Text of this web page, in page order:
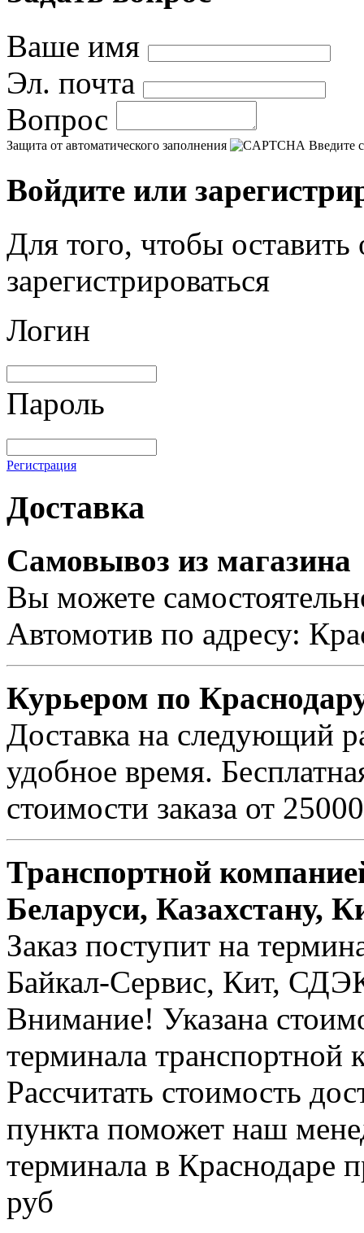
Ваше имя
Эл. почта
Вопрос
Защита от автоматического заполнения Введите
Войдите или
Для того, чтобы
зарегистрироваться
Логин
Пароль
Регистрация
Доставка
Самовывоз из магазина
Вы можете
Автомотив по адресу:
Курьером по
Доставка на следующий
удобное время.
стоимости заказа от
Транспортной
Беларуси, Казахстану,
Заказ поступит на
Байкал-Сервис, Кит,
Внимание! Указана
терминала транспортной
Рассчитать стоимость
пункта поможет наш
терминала в Краснодаре
руб